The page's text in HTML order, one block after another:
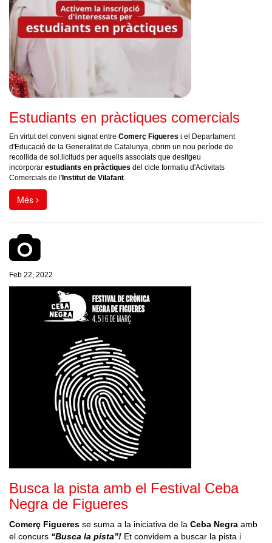
Estudiants en pràctiques comercials
En virtut del conveni signat entre Comerç Figueres i el Departament
d'Educació de la Generalitat de Catalunya, obrim un nou període de
recollida de sol.licituds per aquells associats que desitgeu
incorporar estudiants en pràctiques del cicle formatiu d'Activitats
Comercials de l' Institut de Vilafant.
Més
Feb 22, 2022
Busca la pista amb el Festival Ceba
Negra de Figueres
Comerç Figueres se suma a la iniciativa de la Ceba Negra amb
el concurs “Busca la pista”! Et convidem a buscar la pista i